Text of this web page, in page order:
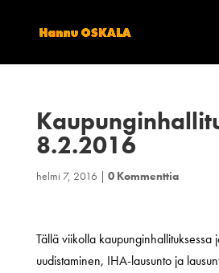
8.2.2016
helmi 7, 2016 | 0 Kommenttia
Tällä viikolla kaupunginhallituksessa
uudistaminen, IHA-lausunto ja